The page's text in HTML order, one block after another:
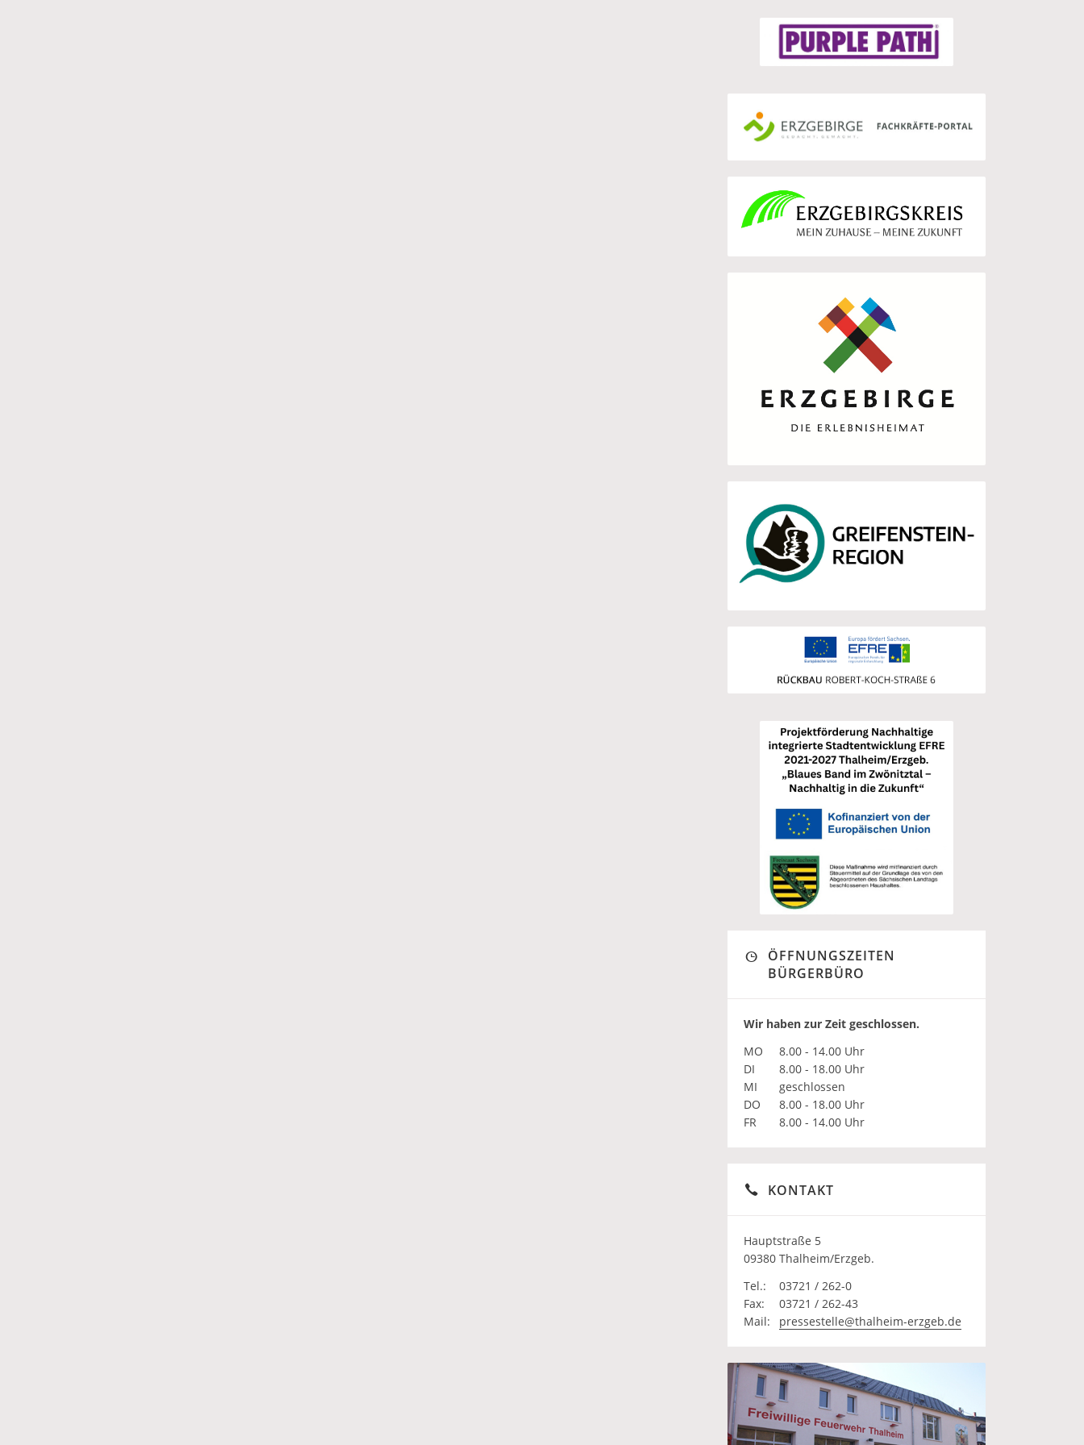
ÖFFNUNGSZEITEN
BÜRGERBÜRO
Wir haben zur Zeit geschlossen.
MO
8.00 - 14.00 Uhr
DI
8.00 - 18.00 Uhr
MI
geschlossen
DO
8.00 - 18.00 Uhr
FR
8.00 - 14.00 Uhr
KONTAKT
Hauptstraße 5
09380 Thalheim/Erzgeb.
Tel.:
03721 / 262-0
Fax:
03721 / 262-43
Mail:
pressestelle@thalheim-erzgeb.de